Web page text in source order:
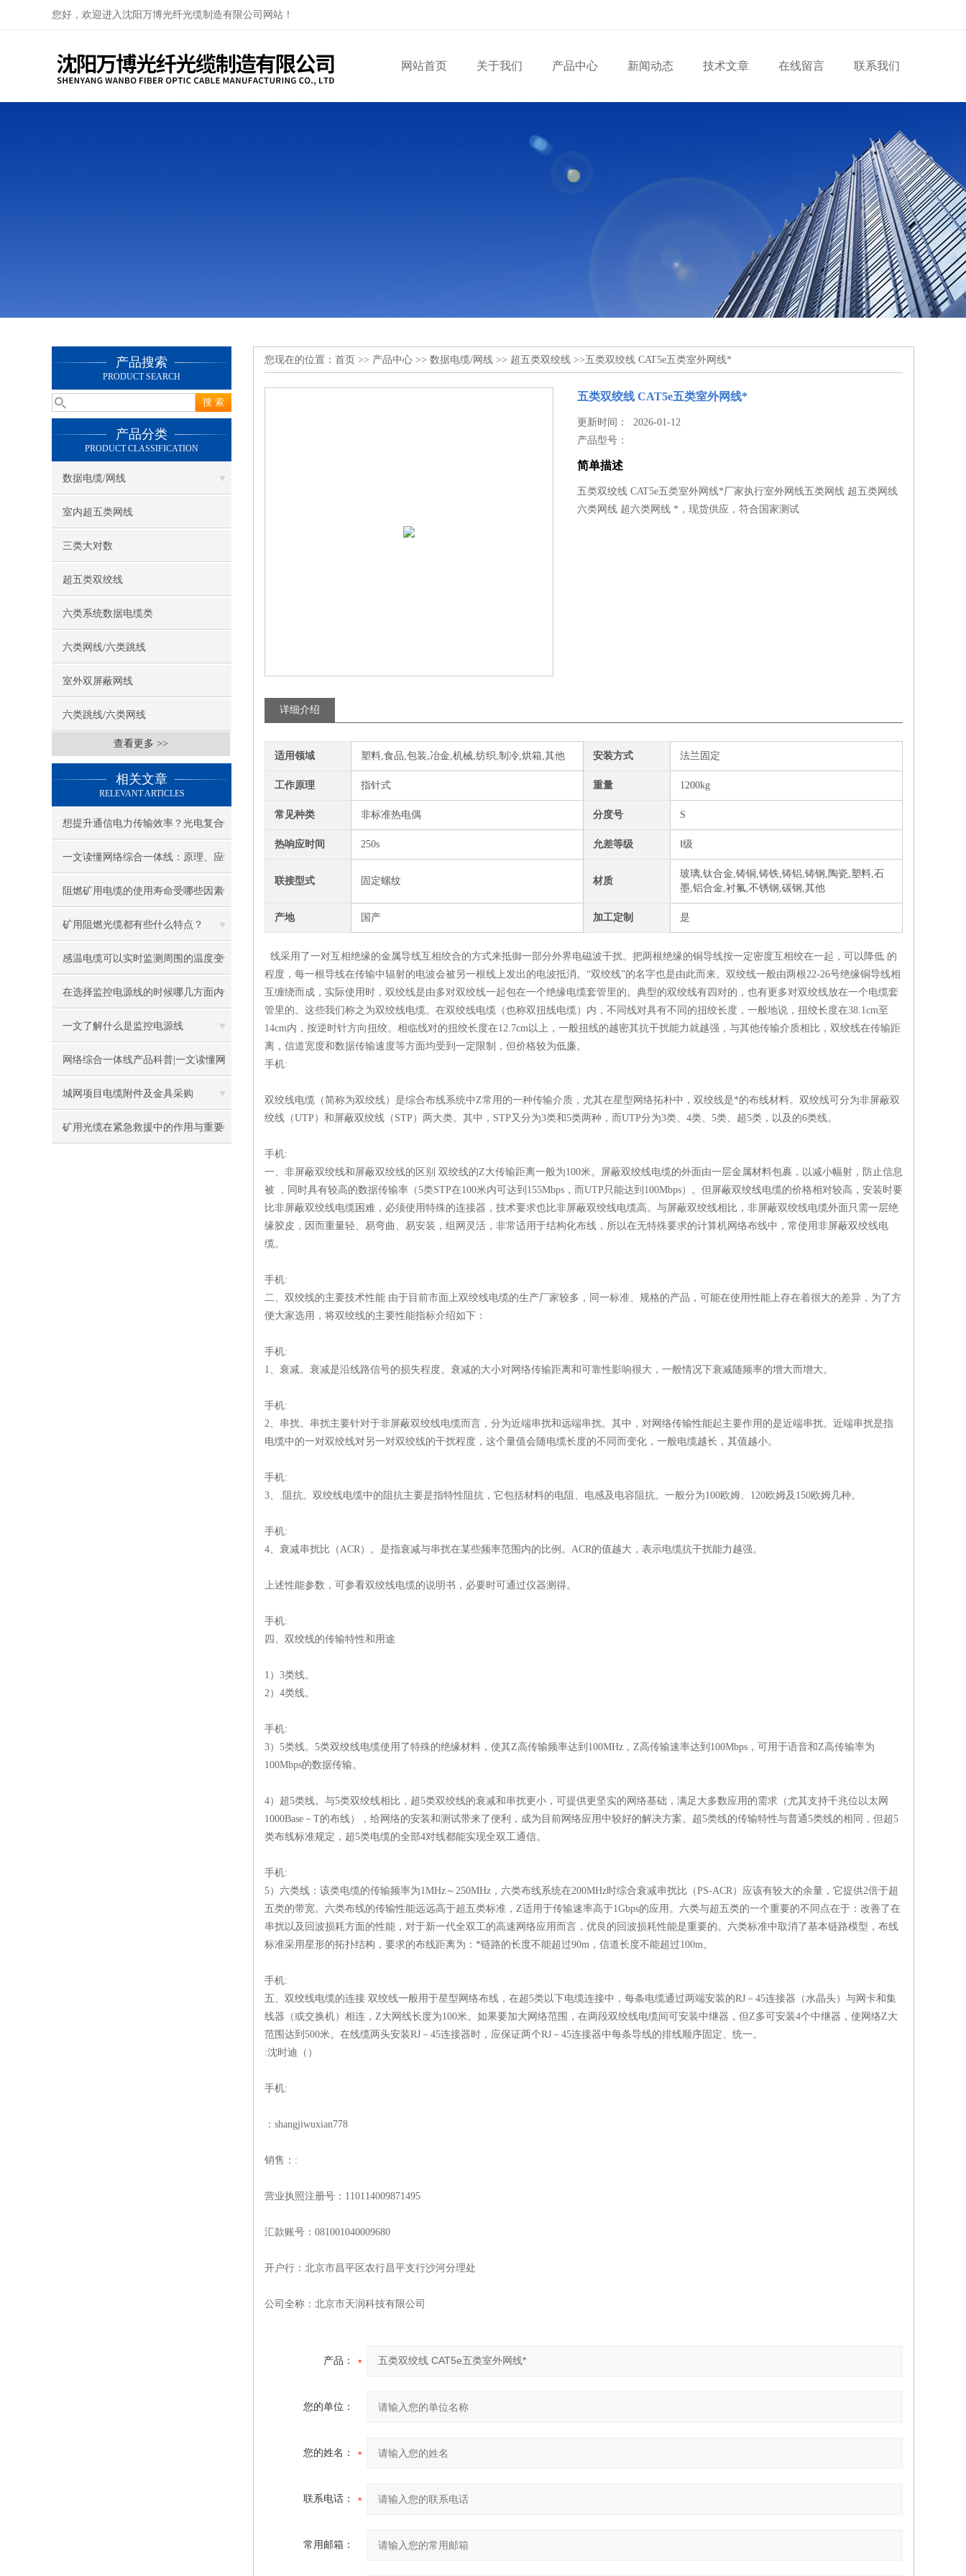
您好，欢迎进入沈阳万博光纤光缆制造有限公司网站！
网站首页 关于我们 产品中心 新闻动态 技术文章 在线留言 联系我们
产品搜索
PRODUCT SEARCH
产品分类
PRODUCT CLASSIFICATION
数据电缆/网线
室内超五类网线
三类大对数
超五类双绞线
六类系统数据电缆类
六类网线/六类跳线
室外双屏蔽网线
六类跳线/六类网线
查看更多 >>
相关文章
RELEVANT ARTICLES
想提升通信电力传输效率？光电复合
缆有何秘诀？
一文读懂网络综合一体线：原理、应
用全解析
阻燃矿用电缆的使用寿命受哪些因素
影响？延长寿命的技巧
矿用阻燃光缆都有些什么特点？
感温电缆可以实时监测周围的温度变
化
在选择监控电源线的时候哪几方面内
容需要格外注意
一文了解什么是监控电源线
网络综合一体线产品科普|一文读懂网
络综合一体线
城网项目电缆附件及金具采购
矿用光缆在紧急救援中的作用与重要
您现在的位置： 首页 >> 产品中心 >> 数据电缆/网线 >> 超五类双绞线 >>五类双绞线 CAT5e五类室外网线*
五类双绞线 CAT5e五类室外网线*
更新时间： 2026-01-12
产品型号：
简单描述
五类双绞线 CAT5e五类室外网线*厂家执行室外网线五类网线 超五类网线
六类网线 超六类网线 *，现货供应，符合国家测试
详细介绍
适用领域 塑料,食品,包装,冶金,机械,纺织,制冷,烘箱,其他 安装方式 法兰固定
工作原理 指针式 重量 1200kg
常见种类 非标准热电偶 分度号 S
热响应时间 250s 允差等级 Ⅰ级
联接型式 固定螺纹 材质
玻璃,钛合金,铸铜,铸铁,铸铝,铸钢,陶瓷,塑料,石
墨,铝合金,衬氟,不锈钢,碳钢,其他
产地 国产 加工定制 是
线采用了一对互相绝缘的金属导线互相绞合的方式来抵御一部分外界电磁波干扰。把两根绝缘的铜导线按一定密度互相绞在一起，可以降低 的
程度，每一根导线在传输中辐射的电波会被另一根线上发出的电波抵消。“双绞线”的名字也是由此而来。双绞线一般由两根22-26号绝缘铜导线相
互缠绕而成，实际使用时，双绞线是由多对双绞线一起包在一个绝缘电缆套管里的。典型的双绞线有四对的，也有更多对双绞线放在一个电缆套
管里的。这些我们称之为双绞线电缆。在双绞线电缆（也称双扭线电缆）内，不同线对具有不同的扭绞长度，一般地说，扭绞长度在38.1cm至
14cm内，按逆时针方向扭绞。相临线对的扭绞长度在12.7cm以上，一般扭线的越密其抗干扰能力就越强，与其他传输介质相比，双绞线在传输距
离，信道宽度和数据传输速度等方面均受到一定限制，但价格较为低廉。
手机:
双绞线电缆（简称为双绞线）是综合布线系统中Z常用的一种传输介质，尤其在星型网络拓朴中，双绞线是*的布线材料。双绞线可分为非屏蔽双
绞线（UTP）和屏蔽双绞线（STP）两大类。其中，STP又分为3类和5类两种，而UTP分为3类、4类、5类、超5类，以及的6类线。
手机:
一、非屏蔽双绞线和屏蔽双绞线的区别 双绞线的Z大传输距离一般为100米。屏蔽双绞线电缆的外面由一层金属材料包裹，以减小幅射，防止信息
被 ，同时具有较高的数据传输率（5类STP在100米内可达到155Mbps，而UTP只能达到100Mbps）。但屏蔽双绞线电缆的价格相对较高，安装时要
比非屏蔽双绞线电缆困难，必须使用特殊的连接器，技术要求也比非屏蔽双绞线电缆高。与屏蔽双绞线相比，非屏蔽双绞线电缆外面只需一层绝
缘胶皮，因而重量轻、易弯曲、易安装，组网灵活，非常适用于结构化布线，所以在无特殊要求的计算机网络布线中，常使用非屏蔽双绞线电
缆。
手机:
二、双绞线的主要技术性能 由于目前市面上双绞线电缆的生产厂家较多，同一标准、规格的产品，可能在使用性能上存在着很大的差异，为了方
便大家选用，将双绞线的主要性能指标介绍如下：
手机:
1、衰减。衰减是沿线路信号的损失程度。衰减的大小对网络传输距离和可靠性影响很大，一般情况下衰减随频率的增大而增大。
手机:
2、串扰。串扰主要针对于非屏蔽双绞线电缆而言，分为近端串扰和远端串扰。其中，对网络传输性能起主要作用的是近端串扰。近端串扰是指
电缆中的一对双绞线对另一对双绞线的干扰程度，这个量值会随电缆长度的不同而变化，一般电缆越长，其值越小。
手机:
3、.阻抗。双绞线电缆中的阻抗主要是指特性阻抗，它包括材料的电阻、电感及电容阻抗。一般分为100欧姆、120欧姆及150欧姆几种。
手机:
4、衰减串扰比（ACR）。是指衰减与串扰在某些频率范围内的比例。ACR的值越大，表示电缆抗干扰能力越强。
上述性能参数，可参看双绞线电缆的说明书，必要时可通过仪器测得。
手机:
四、双绞线的传输特性和用途
1）3类线。
2）4类线。
手机:
3）5类线。5类双绞线电缆使用了特殊的绝缘材料，使其Z高传输频率达到100MHz，Z高传输速率达到100Mbps，可用于语音和Z高传输率为
100Mbps的数据传输。
4）超5类线。与5类双绞线相比，超5类双绞线的衰减和串扰更小，可提供更坚实的网络基础，满足大多数应用的需求（尤其支持千兆位以太网
1000Base－T的布线），给网络的安装和测试带来了便利，成为目前网络应用中较好的解决方案。超5类线的传输特性与普通5类线的相同，但超5
类布线标准规定，超5类电缆的全部4对线都能实现全双工通信。
手机:
5）六类线：该类电缆的传输频率为1MHz～250MHz，六类布线系统在200MHz时综合衰减串扰比（PS-ACR）应该有较大的余量，它提供2倍于超
五类的带宽。六类布线的传输性能远远高于超五类标准，Z适用于传输速率高于1Gbps的应用。六类与超五类的一个重要的不同点在于：改善了在
串扰以及回波损耗方面的性能，对于新一代全双工的高速网络应用而言，优良的回波损耗性能是重要的。六类标准中取消了基本链路模型，布线
标准采用星形的拓扑结构，要求的布线距离为：*链路的长度不能超过90m，信道长度不能超过100m。
手机:
五、双绞线电缆的连接 双绞线一般用于星型网络布线，在超5类以下电缆连接中，每条电缆通过两端安装的RJ－45连接器（水晶头）与网卡和集
线器（或交换机）相连，Z大网线长度为100米。如果要加大网络范围，在两段双绞线电缆间可安装中继器，但Z多可安装4个中继器，使网络Z大
范围达到500米。在线缆两头安装RJ－45连接器时，应保证两个RJ－45连接器中每条导线的排线顺序固定、统一。
:沈时迪（）
手机:
：shangjiwuxian778
销售：:
营业执照注册号：110114009871495
汇款账号：081001040009680
开户行：北京市昌平区农行昌平支行沙河分理处
公司全称：北京市天润科技有限公司
产品：
您的单位：
您的姓名：
联系电话：
常用邮箱：